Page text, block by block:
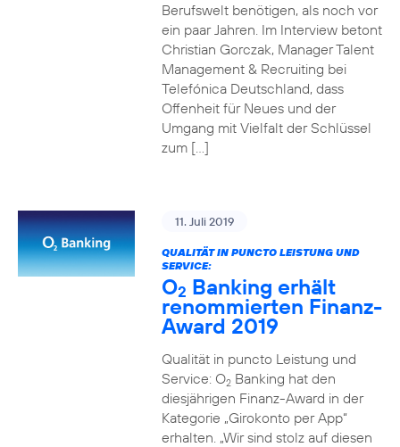
Berufswelt benötigen, als noch vor
ein paar Jahren. Im Interview betont
Christian Gorczak, Manager Talent
Management & Recruiting bei
Telefónica Deutschland, dass
Offenheit für Neues und der
Umgang mit Vielfalt der Schlüssel
zum […]
11. Juli 2019
QUALITÄT IN PUNCTO LEISTUNG UND
SERVICE:
O2 Banking erhält
renommierten Finanz-
Award 2019
Qualität in puncto Leistung und
Service: O2Banking hat den
diesjährigen Finanz-Award in der
Kategorie „Girokonto per App“
erhalten. „Wir sind stolz auf diesen